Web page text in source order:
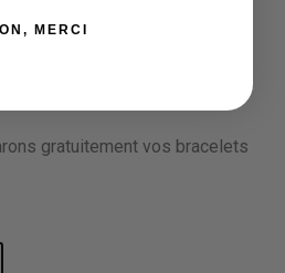
gratuitement vos bracelets
MERCI